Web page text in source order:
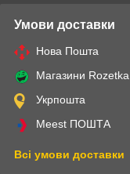
Умови доставки
Нова Пошта
Магазини Rozetka
Укрпошта
Meest ПОШТА
Всі умови доставки